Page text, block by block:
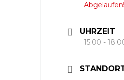
Abgelaufen!
UHRZEIT
15:00 -